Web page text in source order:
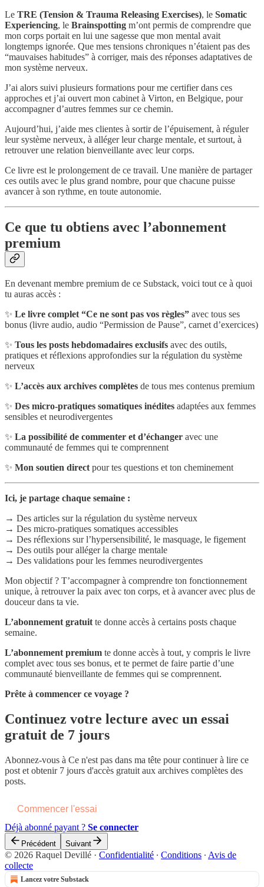
Le TRE (Tension & Trauma Releasing Exercises), le Somatic
Experiencing, le Brainspotting m’ont permis de comprendre que
mon corps portait en lui une sagesse que mon mental avait
longtemps ignorée. Que mes tensions chroniques n’étaient pas des
“mauvaises habitudes” à corriger, mais des réponses adaptatives de
mon système nerveux.
J’ai alors suivi plusieurs formations pour me certifier dans ces
approches et j’ai ouvert mon cabinet à Virton, en Belgique, pour
accompagner d’autres femmes sur ce chemin.
Aujourd’hui, j’aide mes clientes à sortir de l’épuisement, à réguler
leur système nerveux, à alléger leur charge mentale, et surtout, à
retrouver une relation bienveillante avec leur corps.
Ce livre est le prolongement de ce travail. Une manière de partager
ces outils avec le plus grand nombre, pour que chacune puisse
avancer à son rythme, en toute autonomie.
Ce que tu obtiens avec l’abonnement
premium
En devenant membre premium de ce Substack, voici tout ce à quoi
tu auras accès :
✨ Le livre complet “Ce ne sont pas vos règles” avec tous ses
bonus (livre audio, audio “Permission de Pause”, carnet d’exercices)
✨ Tous les posts hebdomadaires exclusifs avec des outils,
pratiques et réflexions approfondies sur la régulation du système
nerveux
✨ L’accès aux archives complètes de tous mes contenus premium
✨ Des micro-pratiques somatiques inédites adaptées aux femmes
sensibles et neurodivergentes
✨ La possibilité de commenter et d’échanger avec une
communauté de femmes qui te comprennent
✨ Mon soutien directpour tes questions et ton cheminement
Ici, je partage chaque semaine :
→ Des articles sur la régulation du système nerveux
→ Des micro-pratiques somatiques accessibles
→ Des réflexions sur l’hypersensibilité, le masquage, le figement
→ Des outils pour alléger la charge mentale
→ Des validations pour les femmes neurodivergentes
Mon objectif ? T’accompagner à comprendre ton fonctionnement
unique, à retrouver la paix avec ton corps, et à avancer avec plus de
douceur dans ta vie.
L’abonnement gratuitte donne accès à certains posts chaque
semaine.
L’abonnement premium te donne accès à tout, y compris le livre
complet avec tous ses bonus, et te permet de faire partie d’une
communauté bienveillante de femmes qui se comprennent.
Prête à commencer ce voyage ?
Continuez votre lecture avec un essai
gratuit de 7 jours
Abonnez-vous à Ce n'est pas dans ma tête pour continuer à lire ce
post et obtenir 7 jours d'accès gratuit aux archives complètes des
posts.
Commencer l'essai
Déjà abonné payant ? Se connecter
Précédent Suivant
© 2026 Raquel Devillé · Confidentialité ∙ Conditions ∙ Avis de
collecte
Lancez votre Substack